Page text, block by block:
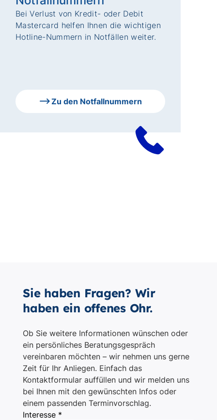
Sie haben Fragen? Wir
haben ein offenes Ohr.
Ob Sie weitere Informationen wünschen oder
ein persönliches Beratungsgespräch
vereinbaren möchten – wir nehmen uns gerne
Zeit für Ihr Anliegen. Einfach das
Kontaktformular auffüllen und wir melden uns
bei Ihnen mit den gewünschten Infos oder
einem passenden Terminvorschlag.
Interesse *